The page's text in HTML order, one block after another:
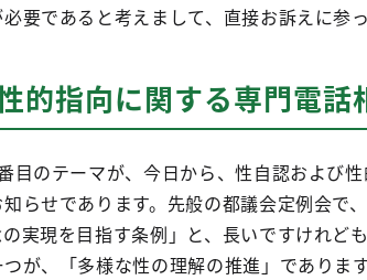
要であると考えまして、直接お訴えに参
的指向に関する専門電話
目のテーマが、今日から、性自認および
らせであります。先般の都議会定例会で
実現を目指す条例」と、長いですけれど
が、「多様な性の理解の推進」でありま